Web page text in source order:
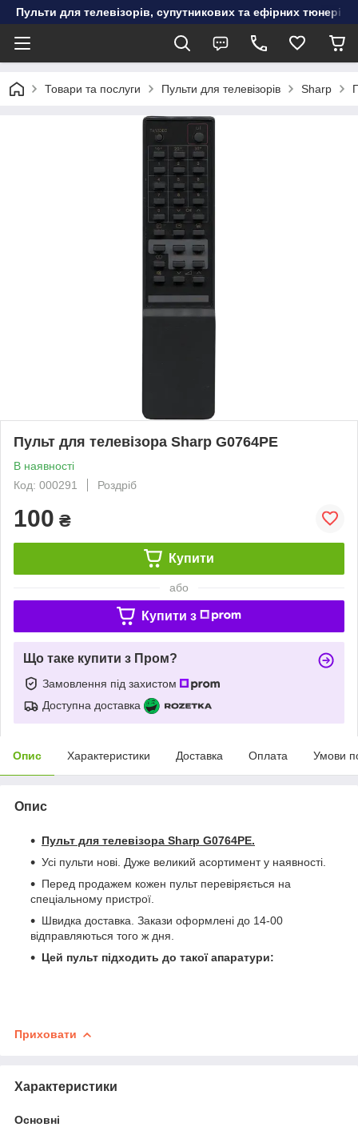
Пульти для телевізорів, супутникових та ефірних тюнерів,
Товари та послуги Пульти для телевізорів Sharp
Пульт для телевізора Sharp G0764PE
В наявності
Код: 000291
Роздріб
100 ₴
Купити
або
Купити з
Що таке купити з Пром?
Замовлення під захистом
Доступна доставка
Опис Характеристики Доставка Оплата Умови
Опис
Пульт для телевізора Sharp G0764PE.
Усі пульти нові. Дуже великий асортимент у наявності.
Перед продажем кожен пульт перевіряється на
спеціальному пристрої.
Швидка доставка. Закази оформлені до 14-00
відправляються того ж дня.
Цей пульт підходить до такої апаратури:
Приховати
Характеристики
Основні